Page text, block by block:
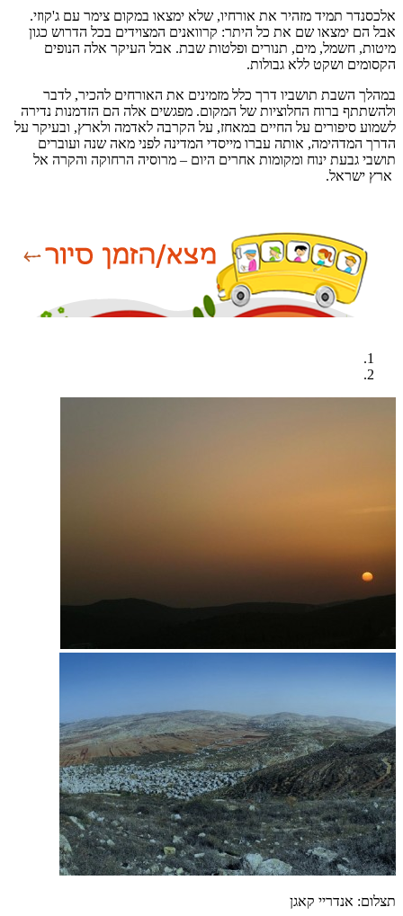
אלכסנדר תמיד מזהיר את אורחיו, שלא ימצאו במקום צימר עם ג'קוזי.
אבל הם ימצאו שם את כל היתר: קרוואנים המצוידים בכל הדרוש כגון
מיטות, חשמל, מים, תנורים ופלטות שבת. אבל העיקר אלה הנופים
הקסומים ושקט ללא גבולות.
במהלך השבת תושביו דרך כלל מזמינים את האורחים להכיר, לדבר
ולהשתתף ברוח החלוציות של המקום. מפגשים אלה הם הזדמנות נדירה
לשמוע סיפורים על החיים במאחז, על הקרבה לאדמה ולארץ, ובעיקר על
הדרך המדהימה, אותה עברו מייסדי המדינה לפני מאה שנה ועוברים
תושבי גבעת ינוח ומקומות אחרים היום – מרוסיה הרחוקה והקרה אל
ארץ ישראל.
תצלום: אנדריי קאגן